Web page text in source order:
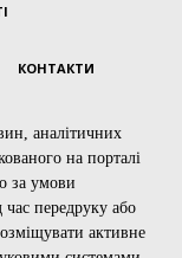
КОНТАКТИ
аналітичних
на порталі
за умови
час передруку або
активне